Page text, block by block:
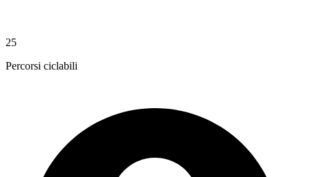
25
Percorsi ciclabili